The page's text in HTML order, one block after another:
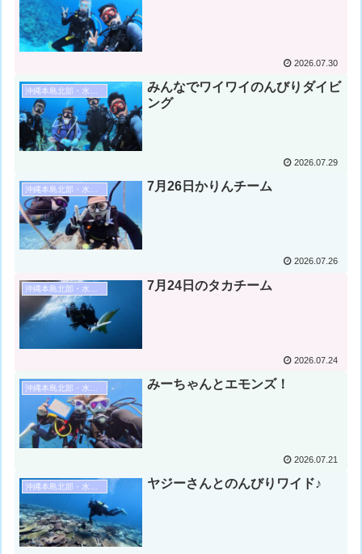
2026.07.30
みんなでワイワイのんびりダイビ
ング
2026.07.29
沖縄本島北部・水納島・瀬底島ダイビング 7月26日かりんチーム
2026.07.26
7月24日のタカチーム
2026.07.24
みーちゃんとエモンズ！
2026.07.21
沖縄本島北部・水納島・瀬底島ダイビング ヤジーさんとのんびりワイド♪